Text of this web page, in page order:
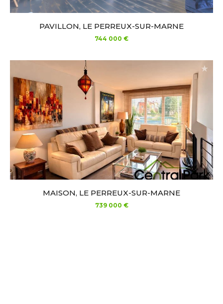
PAVILLON, LE PERREUX-SUR-MARNE
744 000 €
MAISON, LE PERREUX-SUR-MARNE
739 000 €